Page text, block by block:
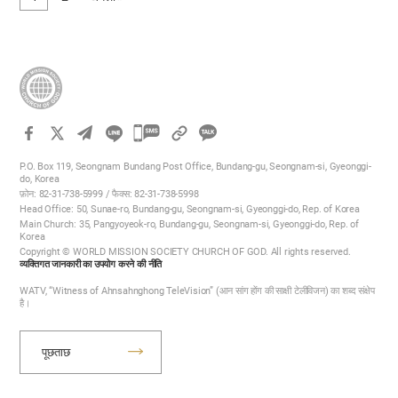
카
오
톡
공
하
기
P.O. Box 119, Seongnam Bundang Post Office, Bundang-gu, Seongnam-si, Gyeonggi-
do, Korea
फ़ोन: 82-31-738-5999 / फैक्स: 82-31-738-5998
Head Office: 50, Sunae-ro, Bundang-gu, Seongnam-si, Gyeonggi-do, Rep. of Korea
Main Church: 35, Pangyoyeok-ro, Bundang-gu, Seongnam-si, Gyeonggi-do, Rep. of
Korea
Copyright © WORLD MISSION SOCIETY CHURCH OF GOD. All rights reserved.
व्यक्तिगत जानकारी का उपयोग करने की नीति
WATV, “Witness of Ahnsahnghong TeleVision” (आन सांग होंग की साक्षी टेलीविजन) का शब्द संक्षेप
है।
पूछताछ